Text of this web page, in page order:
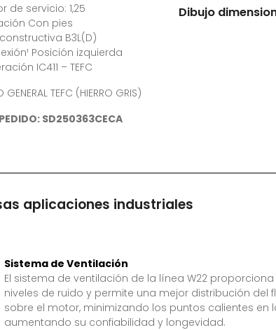
de servicio: 1,25
Con pies
B3L(D)
Posición izquierda
IC411 – TEFC
TEFC (HIERRO GRIS)
SD250363CECA
Dibujo
aplicaciones industriales
Sistema de Ventilación
El sistema de ventilación de la línea W22
niveles de ruido y permite una mejor distribución del
sobre el motor, minimizando los puntos calientes en
aumentando su confiabilidad y longevidad.